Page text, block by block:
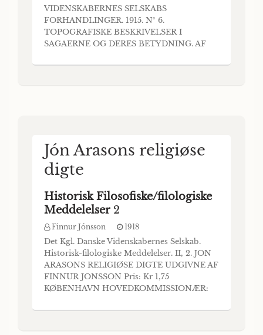
VIDENSKABERNES SELSKABS
FORHANDLINGER. 1915. N° 6.
TOPOGRAFISKE BESKRIVELSER I
SAGAERNE OG DERES BETYDNING. AF
D. 5. NOV. 1915.) Spørgsmaalet om
Jón Arasons religiøse
digte
Historisk Filosofiske/filologiske
Meddelelser 2
Finnur Jónsson 1918
Det Kgl. Danske Videnskabernes Selskab.
Historisk-filologiske Meddelelser. II, 2. JON
ARASONS RELIGIØSE DIGTE UDGIVNE AF
FINNUR JONSSON Pris: Kr 1,75
KØBENHAVN HOVEDKOMMISSIONÆR:
BOGHANDEL BIANCO LUNOS